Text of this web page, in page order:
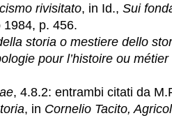
rivisitato, in Id., Sui
1984, p. 456.
storia o mestiere dello
pour l’histoire ou métier
, 4.8.2: entrambi citati da
, in Cornelio Tacito,